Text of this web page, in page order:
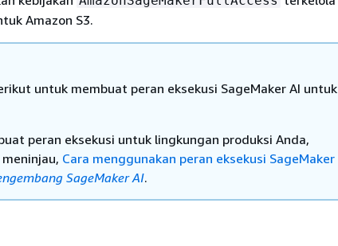
Amazon S3.
untuk membuat peran eksekusi SageMaker AI untuk
peran eksekusi untuk lingkungan produksi Anda,
Cara menggunakan peran eksekusi SageMaker
SageMaker AI.